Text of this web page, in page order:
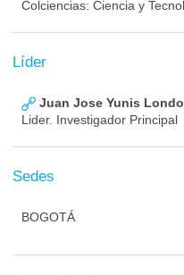
Colciencias: Ciencia y
Líder
Juan Jose Yunis
Lider. Investigador Principal
Sedes
BOGOTÁ